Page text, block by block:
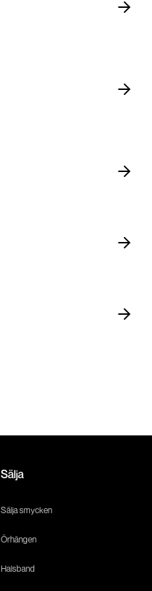
Sälja
Sälja smycken
Örhängen
Halsband